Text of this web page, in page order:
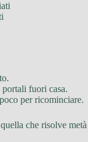
fuori casa.
per ricominciare.
che risolve metà